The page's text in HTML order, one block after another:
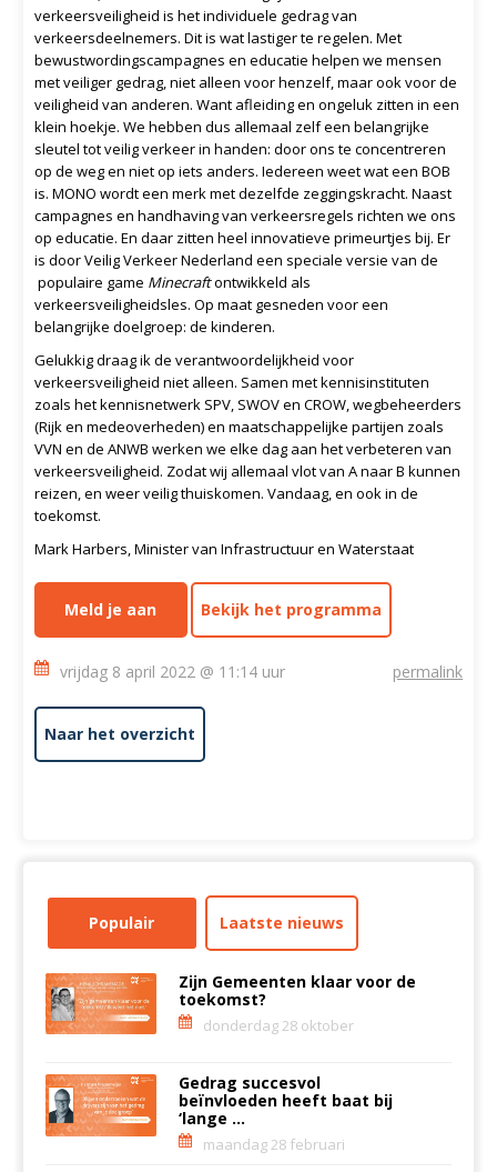
verkeersveiligheid is het individuele gedrag van
verkeersdeelnemers. Dit is wat lastiger te regelen. Met
bewustwordingscampagnes en educatie helpen we mensen
met veiliger gedrag, niet alleen voor henzelf, maar ook voor de
veiligheid van anderen. Want afleiding en ongeluk zitten in een
klein hoekje. We hebben dus allemaal zelf een belangrijke
sleutel tot veilig verkeer in handen: door ons te concentreren
op de weg en niet op iets anders. Iedereen weet wat een BOB
is. MONO wordt een merk met dezelfde zeggingskracht. Naast
campagnes en handhaving van verkeersregels richten we ons
op educatie. En daar zitten heel innovatieve primeurtjes bij. Er
is door Veilig Verkeer Nederland een speciale versie van de
populaire game Minecraftontwikkeld als
verkeersveiligheidsles. Op maat gesneden voor een
belangrijke doelgroep: de kinderen.
Gelukkig draag ik de verantwoordelijkheid voor
verkeersveiligheid niet alleen. Samen met kennisinstituten
zoals het kennisnetwerk SPV, SWOV en CROW, wegbeheerders
(Rijk en medeoverheden) en maatschappelijke partijen zoals
VVN en de ANWB werken we elke dag aan het verbeteren van
verkeersveiligheid. Zodat wij allemaal vlot van A naar B kunnen
reizen, en weer veilig thuiskomen. Vandaag, en ook in de
toekomst.
Mark Harbers, Minister van Infrastructuur en Waterstaat
Meld je aan Bekijk het programma
vrijdag 8 april 2022 @ 11:14 uur permalink
Naar het overzicht
Populair Laatste nieuws
Zijn Gemeenten klaar voor de
toekomst?
donderdag 28 oktober
Gedrag succesvol
beïnvloeden heeft baat bij
‘lange ...
maandag 28 februari